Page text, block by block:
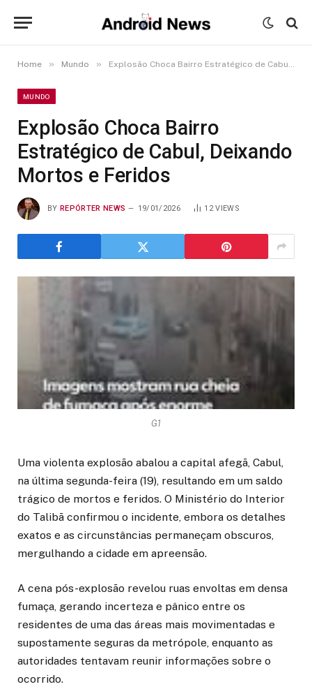
Home » Mundo » Explosão Choca Bairro Estratégico de Cabul, Deixando Mortos e Feridos
MUNDO
Explosão Choca Bairro
Estratégico de Cabul, Deixando
Mortos e Feridos
BY REPÓRTER NEWS 19/01/2026 12VIEWS
G1
Uma violenta explosão abalou a capital afegã, Cabul,
na última segunda-feira (19), resultando em um saldo
trágico de mortos e feridos. O Ministério do Interior
do Talibã confirmou o incidente, embora os detalhes
exatos e as circunstâncias permaneçam obscuros,
mergulhando a cidade em apreensão.
A cena pós-explosão revelou ruas envoltas em densa
fumaça, gerando incerteza e pânico entre os
residentes de uma das áreas mais movimentadas e
supostamente seguras da metrópole, enquanto as
autoridades tentavam reunir informações sobre o
ocorrido.